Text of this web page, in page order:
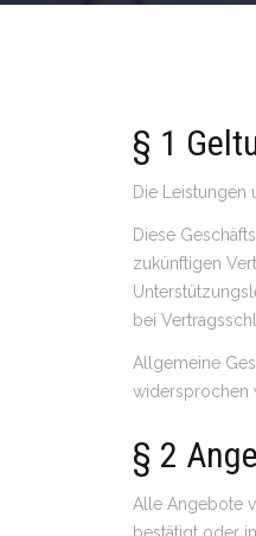
§ 1
Die Leistungen
Diese
zukünftigen
bei
Allgemeine
widersprochen
§ 2
Alle Angebote